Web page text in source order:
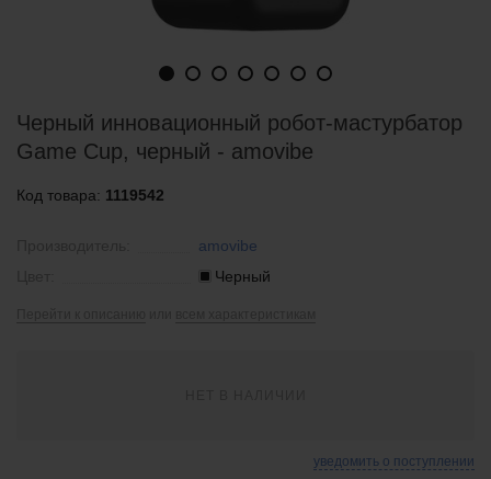
Черный инновационный робот-мастурбатор
Game Cup, черный - amovibe
Код товара: 1119542
amovibe
Черный
уведомить о поступлении